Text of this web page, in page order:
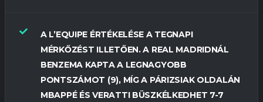
A L’EQUIPE ÉRTÉKELÉSE A TEGNAPI
MÉRKŐZÉST ILLETŐEN. A REAL MADRIDNÁL
BENZEMA KAPTA A LEGNAGYOBB
PONTSZÁMOT (9), MÍG A PÁRIZSIAK OLDALÁN
MBAPPÉ ÉS VERATTI BÜSZKÉLKEDHET 7-7